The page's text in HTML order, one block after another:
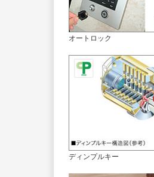
オートロック
ディンプルキー